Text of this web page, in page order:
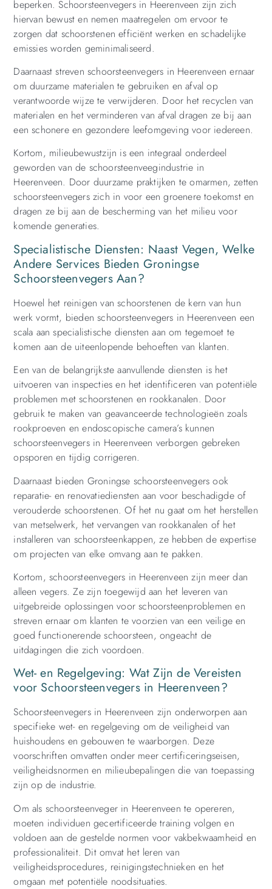
beperken. Schoorsteenvegers in Heerenveen zijn zich
hiervan bewust en nemen maatregelen om ervoor te
zorgen dat schoorstenen efficiënt werken en schadelijke
emissies worden geminimaliseerd.
Daarnaast streven schoorsteenvegers in Heerenveen ernaar
om duurzame materialen te gebruiken en afval op
verantwoorde wijze te verwijderen. Door het recyclen van
materialen en het verminderen van afval dragen ze bij aan
een schonere en gezondere leefomgeving voor iedereen.
Kortom, milieubewustzijn is een integraal onderdeel
geworden van de schoorsteenveegindustrie in
Heerenveen. Door duurzame praktijken te omarmen, zetten
schoorsteenvegers zich in voor een groenere toekomst en
dragen ze bij aan de bescherming van het milieu voor
komende generaties.
Specialistische Diensten: Naast Vegen, Welke
Andere Services Bieden Groningse
Schoorsteenvegers Aan?
Hoewel het reinigen van schoorstenen de kern van hun
werk vormt, bieden schoorsteenvegers in Heerenveen een
scala aan specialistische diensten aan om tegemoet te
komen aan de uiteenlopende behoeften van klanten.
Een van de belangrijkste aanvullende diensten is het
uitvoeren van inspecties en het identificeren van potentiële
problemen met schoorstenen en rookkanalen. Door
gebruik te maken van geavanceerde technologieën zoals
rookproeven en endoscopische camera’s kunnen
schoorsteenvegers in Heerenveen verborgen gebreken
opsporen en tijdig corrigeren.
Daarnaast bieden Groningse schoorsteenvegers ook
reparatie- en renovatiediensten aan voor beschadigde of
verouderde schoorstenen. Of het nu gaat om het herstellen
van metselwerk, het vervangen van rookkanalen of het
installeren van schoorsteenkappen, ze hebben de expertise
om projecten van elke omvang aan te pakken.
Kortom, schoorsteenvegers in Heerenveen zijn meer dan
alleen vegers. Ze zijn toegewijd aan het leveren van
uitgebreide oplossingen voor schoorsteenproblemen en
streven ernaar om klanten te voorzien van een veilige en
goed functionerende schoorsteen, ongeacht de
uitdagingen die zich voordoen.
Wet- en Regelgeving: Wat Zijn de Vereisten
voor Schoorsteenvegers in Heerenveen?
Schoorsteenvegers in Heerenveen zijn onderworpen aan
specifieke wet- en regelgeving om de veiligheid van
huishoudens en gebouwen te waarborgen. Deze
voorschriften omvatten onder meer certificeringseisen,
veiligheidsnormen en milieubepalingen die van toepassing
zijn op de industrie.
Om als schoorsteenveger in Heerenveen te opereren,
moeten individuen gecertificeerde training volgen en
voldoen aan de gestelde normen voor vakbekwaamheid en
professionaliteit. Dit omvat het leren van
veiligheidsprocedures, reinigingstechnieken en het
omgaan met potentiële noodsituaties.